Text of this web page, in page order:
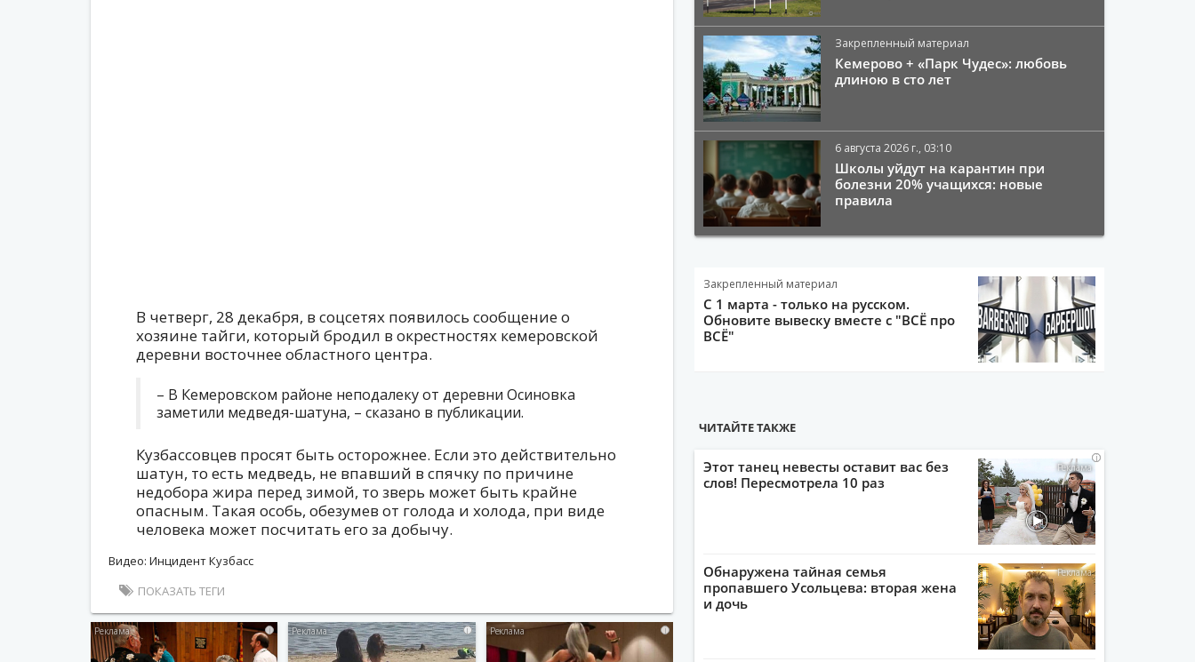
В четверг, 28 декабря, в соцсетях появилось сообщение о
хозяине тайги, который бродил в окрестностях кемеровской
деревни восточнее областного центра.
– В Кемеровском районе неподалеку от деревни Осиновка
заметили медведя-шатуна, – сказано в публикации.
Кузбассовцев просят быть осторожнее. Если это действительно
шатун, то есть медведь, не впавший в спячку по причине
недобора жира перед зимой, то зверь может быть крайне
опасным. Такая особь, обезумев от голода и холода, при виде
человека может посчитать его за добычу.
Видео: Инцидент Кузбасс
ПОКАЗАТЬ ТЕГИ
i i i
Закрепленный материал
Кемерово + «Парк Чудес»: любовь
длиною в сто лет
6 августа 2026 г., 03:10
Школы уйдут на карантин при
болезни 20% учащихся: новые
правила
Закрепленный материал
С 1 марта - только на русском.
Обновите вывеску вместе с "ВСЁ про
ВСЁ"
ЧИТАЙТЕ ТАКЖЕ
i
Этот танец невесты оставит вас без
слов! Пересмотрела 10 раз
i
Обнаружена тайная семья
пропавшего Усольцева: вторая жена
и дочь
ii